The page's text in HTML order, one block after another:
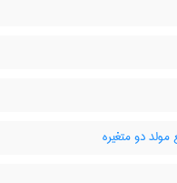
مولد دو متغیره